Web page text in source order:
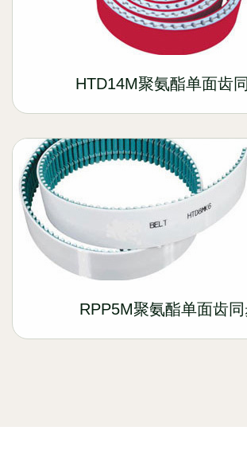
HTD14M聚氨酯单面齿
RPP5M聚氨酯单面齿